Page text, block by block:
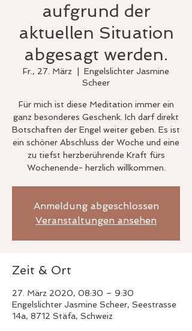
aufgrund der
aktuellen Situation
abgesagt werden.
Fr., 27. März
Engelslichter Jasmine
Scheer
Für mich ist diese Meditation immer ein
ganz besonderes Geschenk. Ich darf direkt
Botschaften der Engel weiter geben. Es ist
ein schöner Abschluss der Woche und eine
zu tiefst herzberührende Kraft fürs
Wochenende- herzlich willkommen.
Anmeldung abgeschlossen
Veranstaltungen ansehen
Zeit & Ort
27. März 2020, 08:30 – 9:30
Engelslichter Jasmine Scheer, Seestrasse
14a, 8712 Stäfa, Schweiz